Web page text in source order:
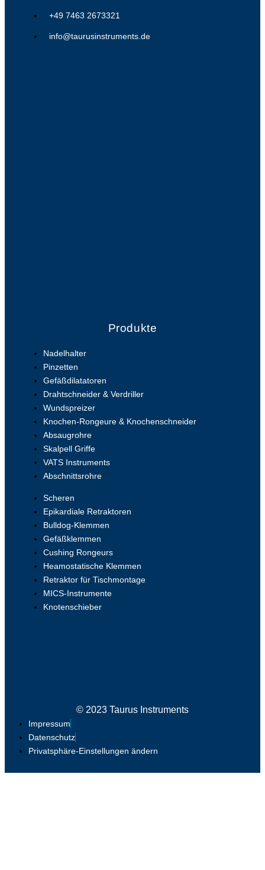
+49 7463 2673321
info@taurusinstruments.de
Produkte
Nadelhalter
Pinzetten
Gefäßdilatatoren
Drahtschneider & Verdriller
Wundspreizer
Knochen-Rongeure & Knochenschneider
Absaugrohre
Skalpell Griffe
VATS Instruments
Abschnittsrohre
Scheren
Epikardiale Retraktoren
Bulldog-Klemmen
Gefäßklemmen
Cushing Rongeurs
Heamostatische Klemmen
Retraktor für Tischmontage
MICS-Instrumente
Knotenschieber
© 2023 Taurus Instruments
Impressum
Datenschutz
Privatsphäre-Einstellungen ändern